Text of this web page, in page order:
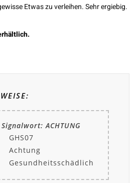
Etwas zu verleihen. Sehr ergiebig.
Signalwort: ACHTUNG
GHS07
Achtung
Gesundheitsschädlich